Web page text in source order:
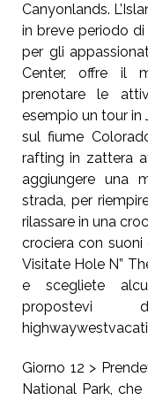
Canyonlands.
in breve periodo
per gli
Center, offre il
prenotare le
esempio un tour
sul fiume
rafting in zattera
aggiungere una
strada, per
rilassare in una
crociera con
Visitate Hole N”
e scegliete
propostevi
Giorno 12 >
National Park,